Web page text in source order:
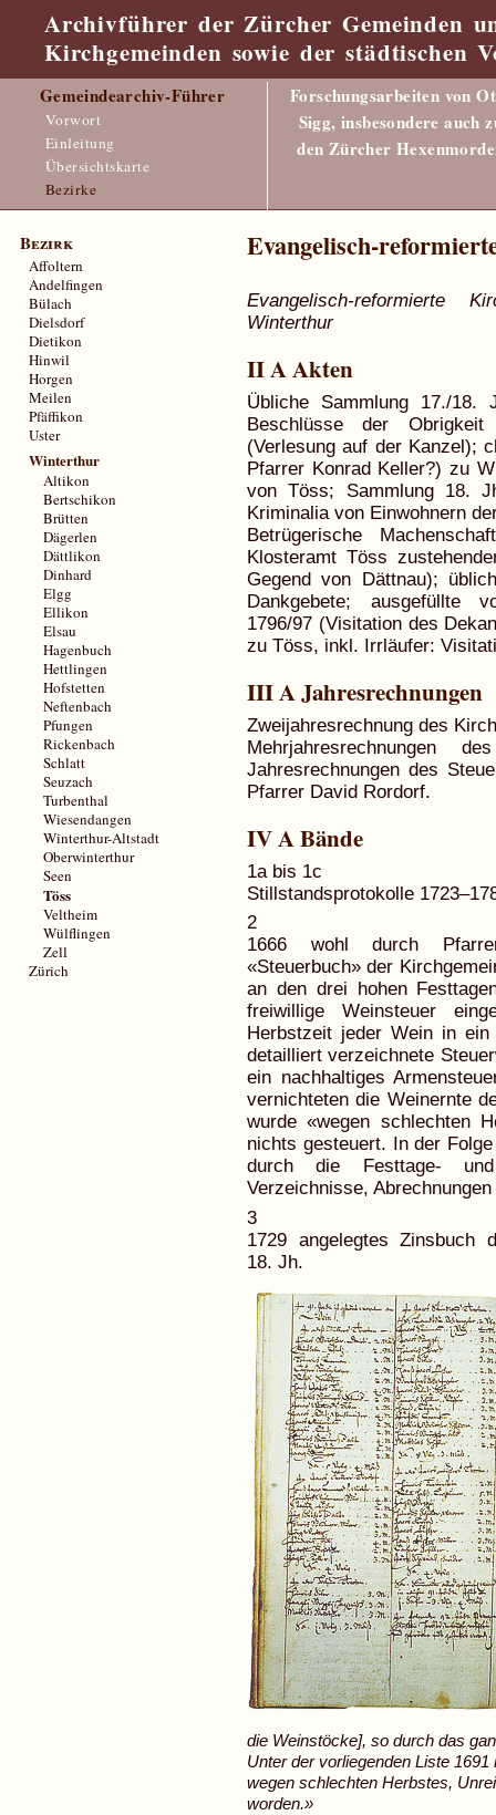
Archivführer der Zürcher Gemeinden
Kirchgemeinden sowie der städtischen
Gemeindearchiv-Führer
Vorwort
Einleitung
Übersichtskarte
Bezirke
Forschungsarbeiten von
Sigg, insbesondere auch
den Zürcher
Evangelisch-
Evangelisch-reformierte
Winterthur
II A Akten
Übliche Sammlung 17./18.
Beschlüsse der
(Verlesung auf der Kanzel);
Pfarrer Konrad Keller?) zu
von Töss; Sammlung 18.
Kriminalia von Einwohnern
Betrügerische
Klosteramt Töss
Gegend von Dättnau);
Dankgebete; ausgefüllte
1796/97 (Visitation des
zu Töss, inkl. Irrläufer:
III A Jahresrechnungen
Zweijahresrechnung des
Mehrjahresrechnungen
Jahresrechnungen des
Pfarrer David Rordorf.
IV A Bände
1a bis 1c
Stillstandsprotokolle
2
1666 wohl durch
«Steuerbuch» der
an den drei hohen
freiwillige Weinsteuer
Herbstzeit jeder Wein in
detailliert verzeichnete
ein nachhaltiges
vernichteten die Weinernte
wurde «wegen schlechten
nichts gesteuert. In der
durch die Festtage-
Verzeichnisse,
3
1729 angelegtes Zinsbuch
18. Jh.
die Weinstöcke], so durch das
Unter der vorliegenden Liste
wegen schlechten Herbstes,
worden.»
Bezirk
Affoltern
Andelfingen
Bülach
Dielsdorf
Dietikon
Hinwil
Horgen
Meilen
Pfäffikon
Uster
Winterthur
Altikon
Bertschikon
Brütten
Dägerlen
Dättlikon
Dinhard
Elgg
Ellikon
Elsau
Hagenbuch
Hettlingen
Hofstetten
Neftenbach
Pfungen
Rickenbach
Schlatt
Seuzach
Turbenthal
Wiesendangen
Winterthur-Altstadt
Oberwinterthur
Seen
Töss
Veltheim
Wülflingen
Zell
Zürich